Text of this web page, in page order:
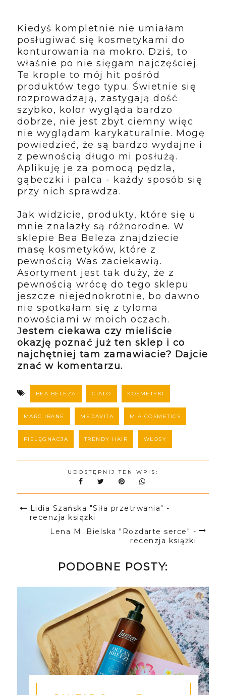
Kiedyś kompletnie nie umiałam
posługiwać się kosmetykami do
konturowania na mokro. Dziś, to
właśnie po nie sięgam najczęściej.
Te krople to mój hit pośród
produktów tego typu. Świetnie się
rozprowadzają, zastygają dość
szybko, kolor wygląda bardzo
dobrze, nie jest zbyt ciemny więc
nie wyglądam karykaturalnie. Mogę
powiedzieć, że są bardzo wydajne i
z pewnością długo mi posłużą.
Aplikuję je za pomocą pędzla,
gąbeczki i palca - każdy sposób się
przy nich sprawdza.
Jak widzicie, produkty, które się u
mnie znalazły są różnorodne. W
sklepie Bea Beleza znajdziecie
masę kosmetyków, które z
pewnością Was zaciekawią.
Asortyment jest tak duży, że z
pewnością wrócę do tego sklepu
jeszcze niejednokrotnie, bo dawno
nie spotkałam się z tyloma
nowościami w moich oczach.
Jestem ciekawa czy mieliście
okazję poznać już ten sklep i co
najchętniej tam zamawiacie? Dajcie
znać w komentarzu.
BEA BELEZA CIAŁO KOSMETYKI
MARC IBANE MEDAVITA MIA COSMETICS
PIELĘGNACJA TRENDY HAIR WŁOSY
UDOSTĘPNIJ TEN WPIS:
Lidia Szańska "Siła przetrwania" -
recenzja książki
Lena M. Bielska "Rozdarte serce" -
recenzja książki
PODOBNE POSTY: